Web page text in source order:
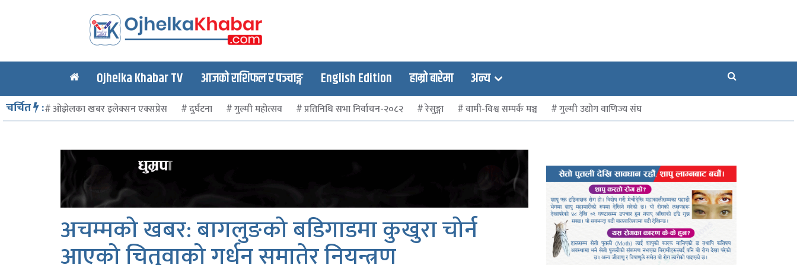
Ojhelka Khabar TV आजको राशिफल र पञ्चाङ्ग English Edition हाम्रो बारेमा अन्य
चर्चित : ओझेलका खबर इलेक्सन एक्सप्रेस दुर्घटना गुल्मी महोत्सव प्रतिनिधि सभा निर्वाचन-२०८२ रेसुङ्गा वामी-विश्व सम्पर्क मञ्च गुल्मी उद्योग वाणिज्य संघ
अचम्मको खबर: बागलुङको बडिगाडमा कुखुरा चोर्न
आएको चितुवाको गर्धन समातेर नियन्त्रण